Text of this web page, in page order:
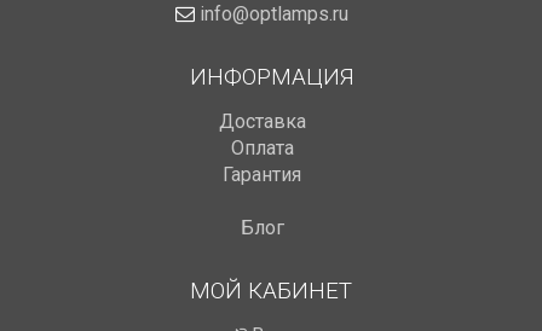
info@optlamps.ru
ИНФОРМАЦИЯ
Доставка
Оплата
Гарантия
Блог
МОЙ КАБИНЕТ